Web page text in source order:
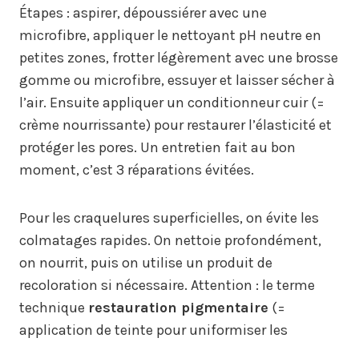
Étapes : aspirer, dépoussiérer avec une
microfibre, appliquer le nettoyant pH neutre en
petites zones, frotter légèrement avec une brosse
gomme ou microfibre, essuyer et laisser sécher à
l’air. Ensuite appliquer un conditionneur cuir (=
crème nourrissante) pour restaurer l’élasticité et
protéger les pores. Un entretien fait au bon
moment, c’est 3 réparations évitées.
Pour les craquelures superficielles, on évite les
colmatages rapides. On nettoie profondément,
on nourrit, puis on utilise un produit de
recoloration si nécessaire. Attention : le terme
technique restauration pigmentaire (=
application de teinte pour uniformiser les